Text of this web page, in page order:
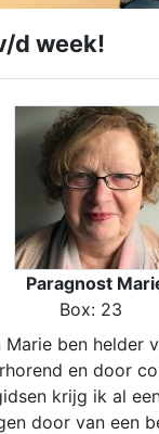
d week!
Paragnost
Box: 23
Marie ben helder
en door
krijg ik al
door van een